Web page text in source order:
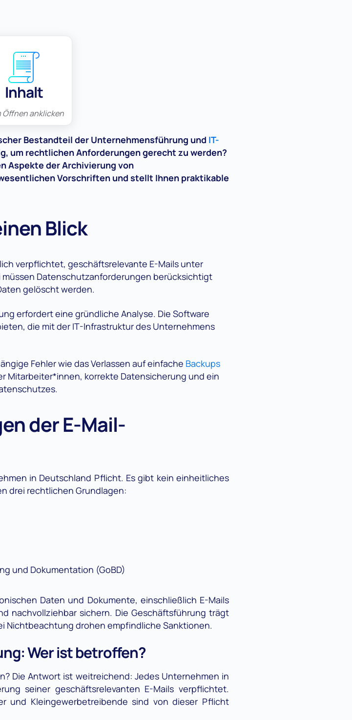
Inhalt
Öffnen anklicken
Bestandteil der Unternehmensführung und IT-
um rechtlichen Anforderungen gerecht zu werden?
Aspekte der Archivierung von
Vorschriften und stellt Ihnen praktikable
Blick
verpflichtet, geschäftsrelevante E-Mails unter
müssen Datenschutzanforderungen berücksichtigt
gelöscht werden.
erfordert eine gründliche Analyse. Die Software
die mit der IT-Infrastruktur des Unternehmens
Fehler wie das Verlassen auf einfache Backups
Mitarbeiter*innen, korrekte Datensicherung und ein
der E-Mail-
in Deutschland Pflicht. Es gibt kein einheitliches
drei rechtlichen Grundlagen:
und Dokumentation (GoBD)
Daten und Dokumente, einschließlich E-Mails
nachvollziehbar sichern. Die Geschäftsführung trägt
Nichtbeachtung drohen empfindliche Sanktionen.
Wer ist betroffen?
Die Antwort ist weitreichend: Jedes Unternehmen in
seiner geschäftsrelevanten E-Mails verpflichtet.
und Kleingewerbetreibende sind von dieser Pflicht